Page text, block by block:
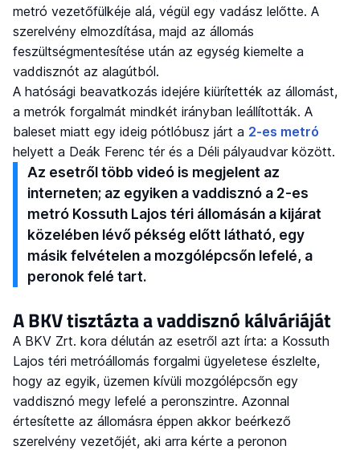
metró vezetőfülkéje alá, végül egy vadász lelőtte. A
szerelvény elmozdítása, majd az állomás
feszültségmentesítése után az egység kiemelte a
vaddisznót az alagútból.
A hatósági beavatkozás idejére kiürítették az állomást,
a metrók forgalmát mindkét irányban leállították. A
baleset miatt egy ideig pótlóbusz járt a 2-es metró
helyett a Deák Ferenc tér és a Déli pályaudvar között.
Az esetről több videó is megjelent az
interneten; az egyiken a vaddisznó a 2-es
metró Kossuth Lajos téri állomásán a kijárat
közelében lévő pékség előtt látható, egy
másik felvételen a mozgólépcsőn lefelé, a
peronok felé tart.
A BKV tisztázta a vaddisznó kálváriáját
A BKV Zrt. kora délután az esetről azt írta: a Kossuth
Lajos téri metróállomás forgalmi ügyeletese észlelte,
hogy az egyik, üzemen kívüli mozgólépcsőn egy
vaddisznó megy lefelé a peronszintre. Azonnal
értesítette az állomásra éppen akkor beérkező
szerelvény vezetőjét, aki arra kérte a peronon